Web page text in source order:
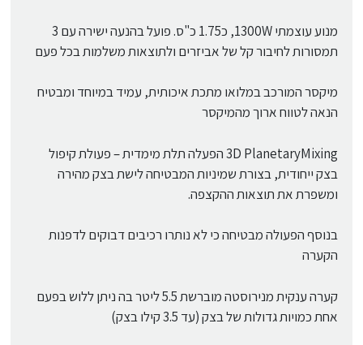
מנוע עוצמתי 1300W, כ1.75 כ"ס. פועל בהנעה ישירה עם 3
תמסורות לחיבור קל של אביזרים ולתוצאות משלמות בכל פעם
מיקסר המורכב במלואו מתכת איכותית, עמיד במיוחד ומבטיח
הנאה לטווח ארוך מהמיקסר
3D PlanetaryMixing הפעלה תלת מימדית – פעולת קיפול
בצק ייחודית, בצורת שמיניות המבטיחה לישת בצק מהירה
ומשפרת את תוצאות ההקצפה.
בנוסף הפעולה מבטיחה כי לא נותרו רכיבים דבוקים לדפנות
הקערה
קערה ענקית מנירוסטה מוברשת 5.5 ליטר בה ניתן ללוש בפעם
אחת כמויות גדולות של בצק (עד 3.5 קילו בצק)